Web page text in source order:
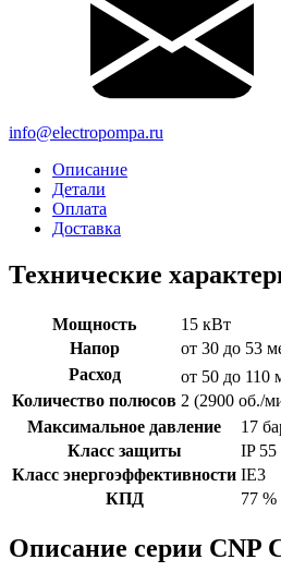
info@electropompa.ru
Описание
Детали
Оплата
Доставка
Технические
Мощность
15 кВт
Напор
от 30 до 53
Расход
от 50 до 110
Количество полюсов 2 (2900 об./
Максимальное давление
17
Класс защиты
IP 55
Класс энергоэффективности IE3
КПД
77 %
Описание серии CNP